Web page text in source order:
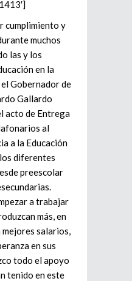
cumplimiento y
muchos
las y los
en la
Gobernador de
Gallardo
acto de Entrega
al
a la Educación
diferentes
preescolar
a trabajar
más, en
salarios,
en sus
todo el apoyo
tenido en este